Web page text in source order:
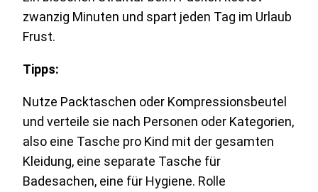
zwanzig Minuten und spart jeden Tag im Urlaub
Frust.
Tipps:
Nutze Packtaschen oder Kompressionsbeutel
und verteile sie nach Personen oder Kategorien,
also eine Tasche pro Kind mit der gesamten
Kleidung, eine separate Tasche für
Badesachen, eine für Hygiene. Rolle